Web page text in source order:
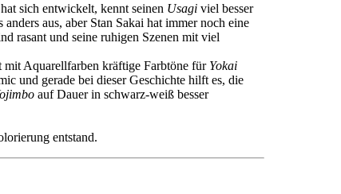
sich entwickelt, kennt seinen Usagi viel besser
aus, aber Stan Sakai hat immer noch eine
rasant und seine ruhigen Szenen mit viel
mit Aquarellfarben kräftige Farbtöne für Yokai
und gerade bei dieser Geschichte hilft es, die
auf Dauer in schwarz-weiß besser
entstand.